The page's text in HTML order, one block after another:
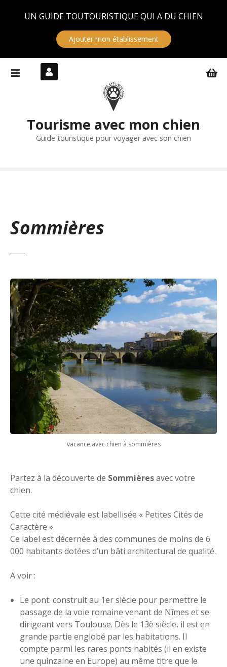
UN GUIDE TOUTOURISTIQUE QUI A DU CHIEN
Ajouter mon établissement
Tourisme avec mon chien
Guide touristique pour voyager avec son chien
Sommières
vacance avec chien à sommières
Partez à la découverte de Sommièresavec votre
chien.
Cette cité médiévale est labellisée « Petites Cités de
Caractère ».
Ce label est décernée à des communes de moins de 6
000 habitants dotées d’un bâti architectural de qualité.
A voir :
Le pont: construit au 1er siècle pour permettre le
passage de la voie romaine venant de Nîmes et se
dirigeant vers Toulouse. Dès le 13è siècle, il est en
grande partie englobé par les habitations. Il
compte parmi les rares ponts habités (il en existe
une quinzaine en Europe) au même titre que le